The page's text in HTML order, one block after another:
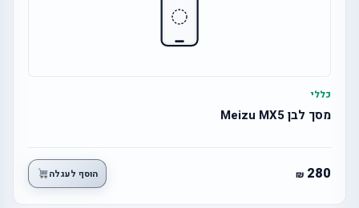
כללי
מסך לבן Meizu MX5
280 הוסף לעגלה